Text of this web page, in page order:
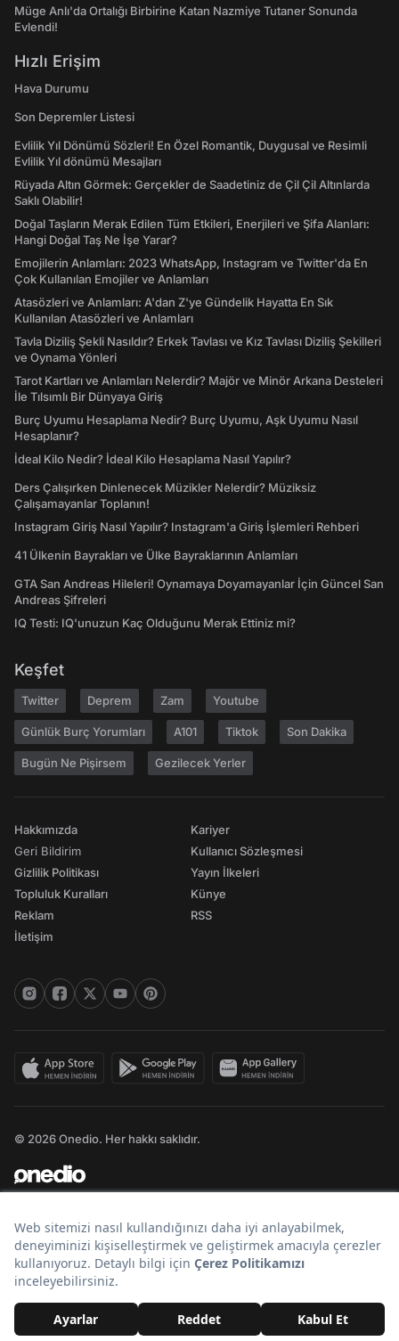
Müge Anlı'da Ortalığı Birbirine Katan Nazmiye Tutaner Sonunda
Evlendi!
Hızlı Erişim
Hava Durumu
Son Depremler Listesi
Evlilik Yıl Dönümü Sözleri! En Özel Romantik, Duygusal ve Resimli
Evlilik Yıl dönümü Mesajları
Rüyada Altın Görmek: Gerçekler de Saadetiniz de Çil Çil Altınlarda
Saklı Olabilir!
Doğal Taşların Merak Edilen Tüm Etkileri, Enerjileri ve Şifa Alanları:
Hangi Doğal Taş Ne İşe Yarar?
Emojilerin Anlamları: 2023 WhatsApp, Instagram ve Twitter'da En
Çok Kullanılan Emojiler ve Anlamları
Atasözleri ve Anlamları: A'dan Z'ye Gündelik Hayatta En Sık
Kullanılan Atasözleri ve Anlamları
Tavla Diziliş Şekli Nasıldır? Erkek Tavlası ve Kız Tavlası Diziliş Şekilleri
ve Oynama Yönleri
Tarot Kartları ve Anlamları Nelerdir? Majör ve Minör Arkana Desteleri
İle Tılsımlı Bir Dünyaya Giriş
Burç Uyumu Hesaplama Nedir? Burç Uyumu, Aşk Uyumu Nasıl
Hesaplanır?
İdeal Kilo Nedir? İdeal Kilo Hesaplama Nasıl Yapılır?
Ders Çalışırken Dinlenecek Müzikler Nelerdir? Müziksiz
Çalışamayanlar Toplanın!
Instagram Giriş Nasıl Yapılır? Instagram'a Giriş İşlemleri Rehberi
41 Ülkenin Bayrakları ve Ülke Bayraklarının Anlamları
GTA San Andreas Hileleri! Oynamaya Doyamayanlar İçin Güncel San
Andreas Şifreleri
IQ Testi: IQ'unuzun Kaç Olduğunu Merak Ettiniz mi?
Keşfet
Twitter Deprem Zam Youtube
Günlük Burç Yorumları A101 Tiktok Son Dakika
Bugün Ne Pişirsem Gezilecek Yerler
Hakkımızda
Geri Bildirim
Gizlilik Politikası
Topluluk Kuralları
Reklam
İletişim
Kariyer
Kullanıcı Sözleşmesi
Yayın İlkeleri
Künye
RSS
© 2026 Onedio. Her hakkı saklıdır.
Bir markasıdır.